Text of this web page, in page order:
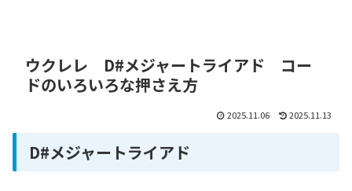
ウクレレ D#メジャートライアド コー
ドのいろいろな押さえ方
2025.11.06 2025.11.13
D#メジャートライアド